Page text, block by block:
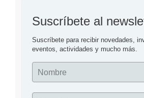
Suscríbete al
Suscríbete para recibir novedades,
eventos, actividades y mucho más.
Nombre